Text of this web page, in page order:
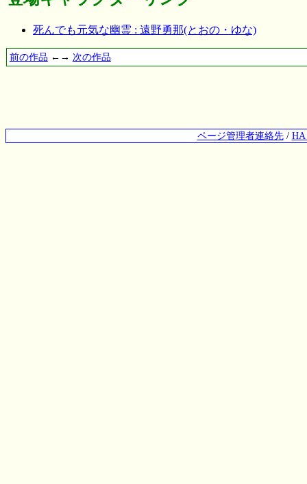
死んでも元気な幽霊 : 遠野勇那(とおの・ゆな)
前の作品 ←→ 次の作品
ページ管理者連絡先/ HA